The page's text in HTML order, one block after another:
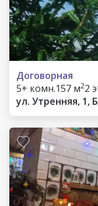
Договорная
5+ комн.157 м22
ул. Утренняя, 1,